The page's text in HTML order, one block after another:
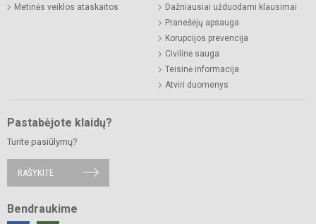
Metinės veiklos ataskaitos
Dažniausiai užduodami klausimai
Pranešėjų apsauga
Korupcijos prevencija
Civilinė sauga
Teisinė informacija
Atviri duomenys
Pastabėjote klaidų?
Turite pasiūlymų?
RAŠYKITE
Bendraukime